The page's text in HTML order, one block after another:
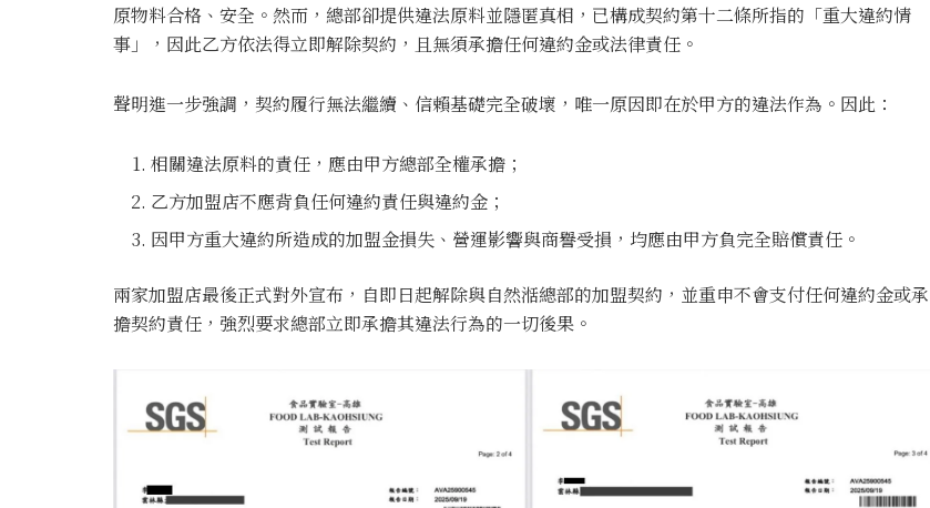
原物料合格、安全。然而，總部卻提供違法原料並隱匿真相，已構成契約第十二條所指的「重大違約情
事」，因此乙方依法得立即解除契約，且無須承擔任何違約金或法律責任。
聲明進一步強調，契約履行無法繼續、信賴基礎完全破壞，唯一原因即在於甲方的違法作為。因此：
相關違法原料的責任，應由甲方總部全權承擔；
乙方加盟店不應背負任何違約責任與違約金；
因甲方重大違約所造成的加盟金損失、營運影響與商譽受損，均應由甲方負完全賠償責任。
兩家加盟店最後正式對外宣布，自即日起解除與自然湉總部的加盟契約，並重申不會支付任何違約金或承
擔契約責任，強烈要求總部立即承擔其違法行為的一切後果。